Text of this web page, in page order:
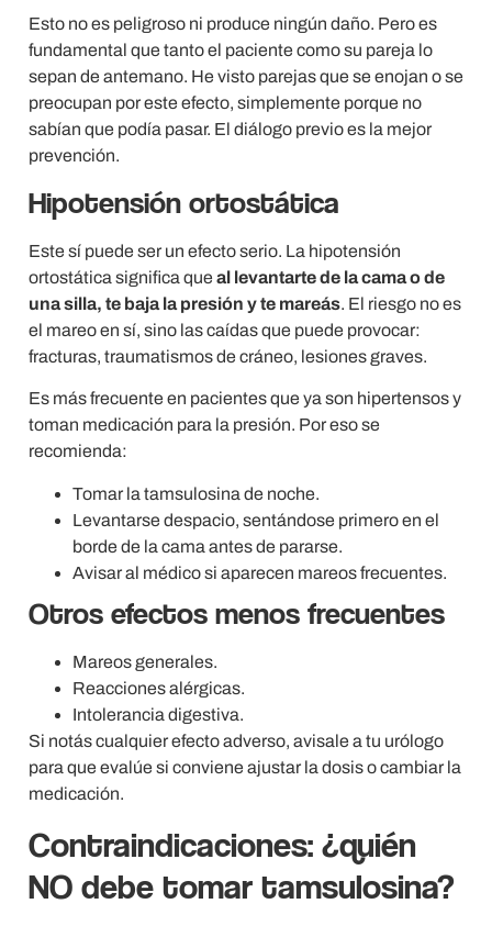
Esto no es peligroso ni produce ningún daño. Pero es
fundamental que tanto el paciente como su pareja lo
sepan de antemano. He visto parejas que se enojan o se
preocupan por este efecto, simplemente porque no
sabían que podía pasar. El diálogo previo es la mejor
prevención.
Hipotensión ortostática
Este sí puede ser un efecto serio. La hipotensión
ortostática significa queal levantarte de la cama o de
una silla, te baja la presión y te mareás. El riesgo no es
el mareo en sí, sino las caídas que puede provocar:
fracturas, traumatismos de cráneo, lesiones graves.
Es más frecuente en pacientes que ya son hipertensos y
toman medicación para la presión. Por eso se
recomienda:
Tomar la tamsulosina de noche.
Levantarse despacio, sentándose primero en el
borde de la cama antes de pararse.
Avisar al médico si aparecen mareos frecuentes.
Otros efectos menos frecuentes
Mareos generales.
Reacciones alérgicas.
Intolerancia digestiva.
Si notás cualquier efecto adverso, avisale a tu urólogo
para que evalúe si conviene ajustar la dosis o cambiar la
medicación.
Contraindicaciones: ¿quién
NO debe tomar tamsulosina?